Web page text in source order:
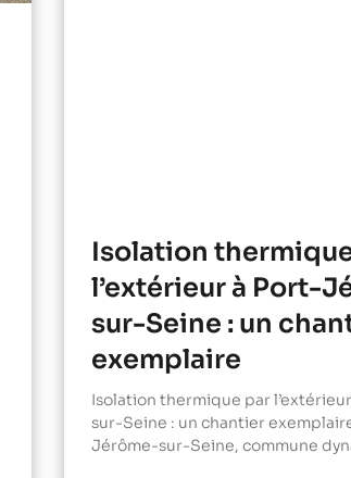
Isolation
l’extérieur à Port-
sur-Seine : un
exemplaire
Isolation thermique par
sur-Seine : un chantier
Jérôme-sur-Seine, commune